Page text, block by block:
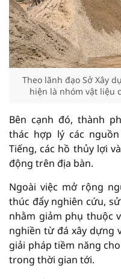
Theo lãnh đạo Sở Xây
hiện là nhóm vật liệu
Bên cạnh đó, thành
thác hợp lý các
Tiếng, các hồ thủy lợi
động trên địa bàn.
Ngoài việc mở rộng
thúc đẩy nghiên cứu,
nhằm giảm phụ thuộc
nghiền từ đá xây dựng
giải pháp tiềm năng
trong thời gian tới.